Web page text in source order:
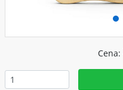
Cena: